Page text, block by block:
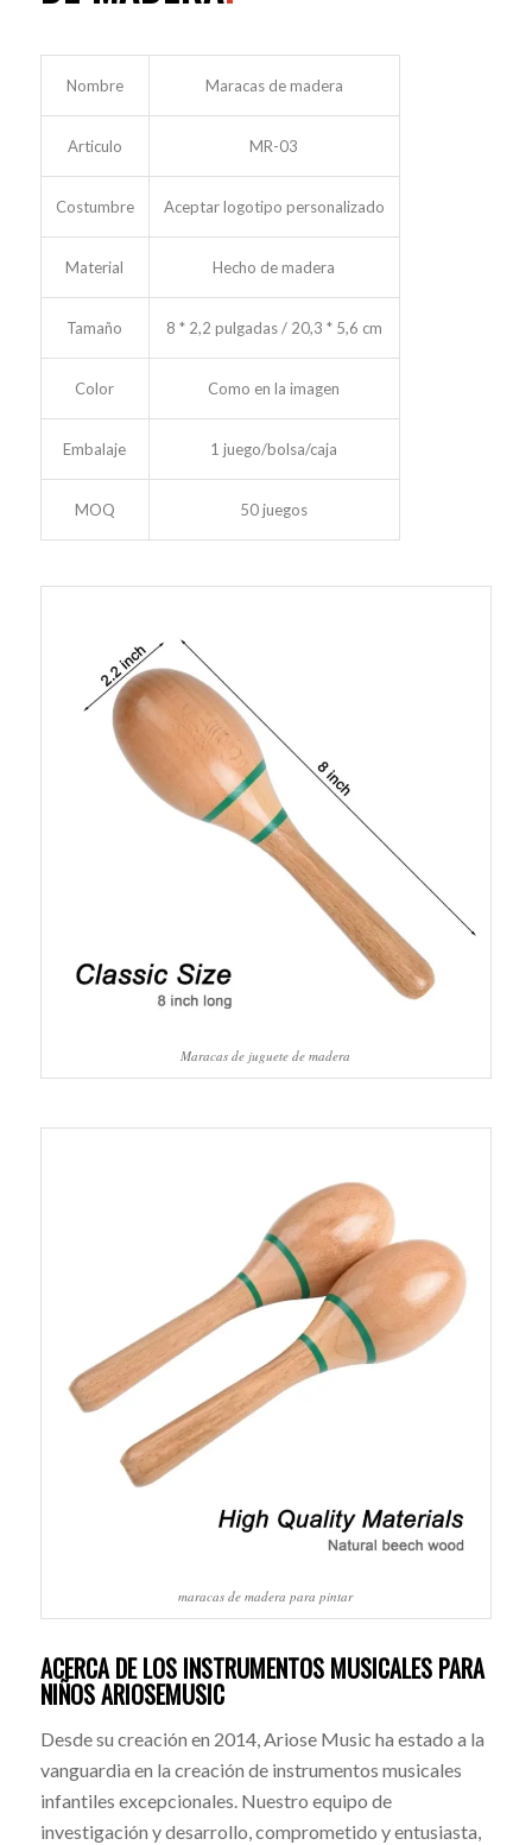
Nombre Maracas de madera
Articulo MR-03
Costumbre Aceptar logotipo personalizado
Material Hecho de madera
Tamaño 8 * 2,2 pulgadas / 20,3 * 5,6 cm
Color Como en la imagen
Embalaje 1 juego/bolsa/caja
MOQ 50 juegos
Maracas de juguete de madera
maracas de madera para pintar
ACERCA DE LOS INSTRUMENTOS MUSICALES PARA
NIÑOS ARIOSEMUSIC
Desde su creación en 2014, Ariose Music ha estado a la
vanguardia en la creación de instrumentos musicales
infantiles excepcionales. Nuestro equipo de
investigación y desarrollo, comprometido y entusiasta,